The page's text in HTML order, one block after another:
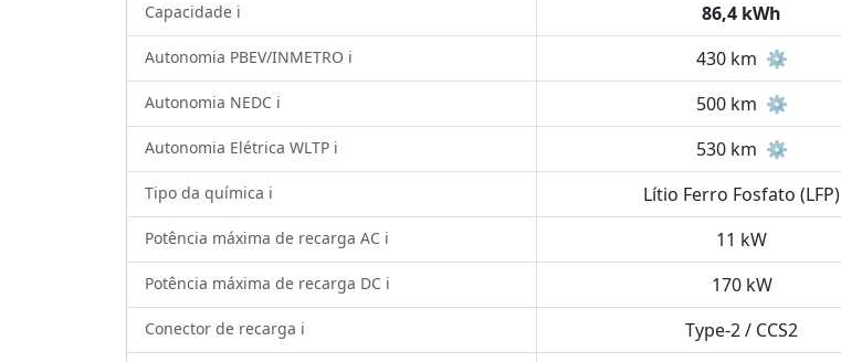
Capacidade ℹ️
86,4 kWh
Autonomia PBEV/INMETRO ℹ️ 430 km ⚙️
Autonomia NEDC ℹ️ 500 km ⚙️
Autonomia Elétrica WLTP ℹ️ 530 km ⚙️
Tipo da química ℹ️ Lítio Ferro Fosfato (LFP)
Potência máxima de recarga AC ℹ️ 11 kW
Potência máxima de recarga DC ℹ️ 170 kW
Conector de recarga ℹ️ Type-2 / CCS2